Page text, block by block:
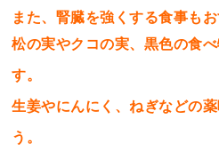
また、腎臓を強くする食事もお
松の実やクコの実、黒色の食
す。
生姜やにんにく、ねぎなどの
う。